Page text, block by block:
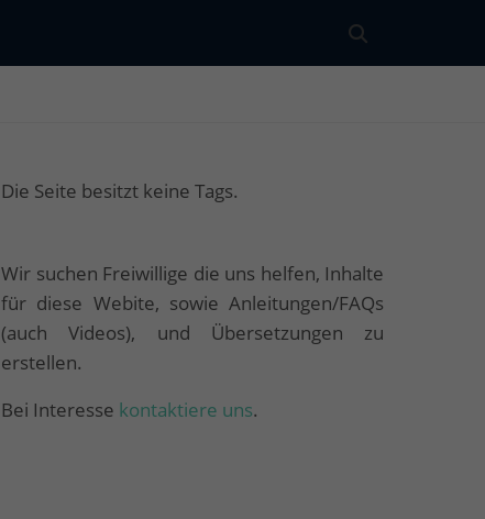
Die Seite besitzt keine Tags.
Wir suchen Freiwillige die uns helfen, Inhalte
für diese Webite, sowie Anleitungen/FAQs
(auch Videos), und Übersetzungen zu
erstellen.
Bei Interesse kontaktiere uns.